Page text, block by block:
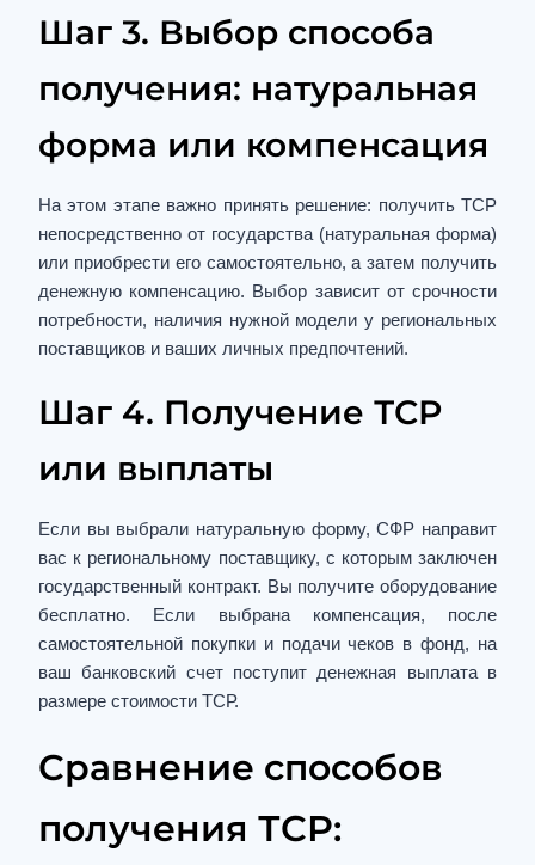
Шаг 3. Выбор способа
получения: натуральная
форма или компенсация
На этом этапе важно принять решение: получить ТСР
непосредственно от государства (натуральная форма)
или приобрести его самостоятельно, а затем получить
денежную компенсацию. Выбор зависит от срочности
потребности, наличия нужной модели у региональных
поставщиков и ваших личных предпочтений.
Шаг 4. Получение ТСР
или выплаты
Если вы выбрали натуральную форму, СФР направит
вас к региональному поставщику, с которым заключен
государственный контракт. Вы получите оборудование
бесплатно. Если выбрана компенсация, после
самостоятельной покупки и подачи чеков в фонд, на
ваш банковский счет поступит денежная выплата в
размере стоимости ТСР.
Сравнение способов
получения ТСР: